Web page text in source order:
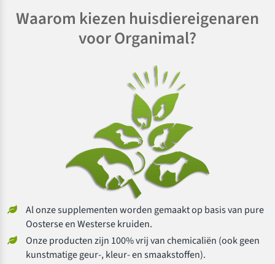
Waarom kiezen huisdiereigenaren
voor Organimal?
Al onze supplementen worden gemaakt op basis van pure
Oosterse en Westerse kruiden.
Onze producten zijn 100% vrij van chemicaliën (ook geen
kunstmatige geur-, kleur- en smaakstoffen).